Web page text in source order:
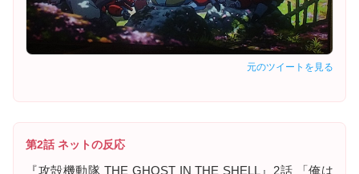
元のツイートを見る
第2話 ネットの反応
『攻殻機動隊 THE GHOST IN THE SHELL』2話 「俺は